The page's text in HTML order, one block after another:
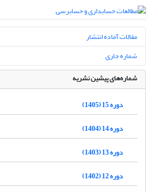
مقالات آماده انتشار
شماره جاری
شماره‌های پیشین نشریه
دوره 15 (1405)
دوره 14 (1404)
دوره 13 (1403)
دوره 12 (1402)